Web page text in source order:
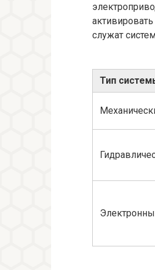
служат
Тип